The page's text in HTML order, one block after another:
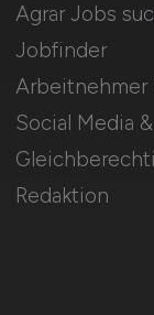
Agrar Jobs
Jobfinder
Arbeitnehmer
Social Media
Redaktion